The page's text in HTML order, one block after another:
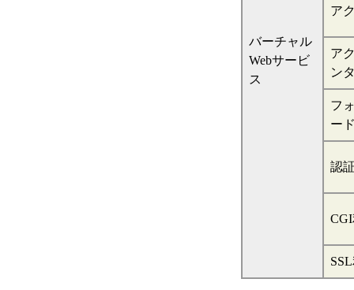
バーチャル
Webサービ
ス
ア
ア
ン
フ
ー
認